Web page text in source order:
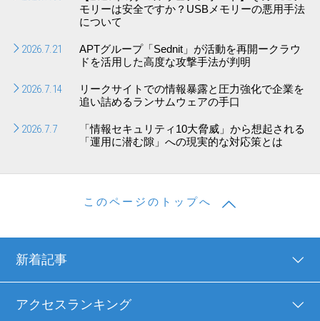
モリーは安全ですか？USBメモリーの悪用手法
について
2026.7.21
APTグループ「Sednit」が活動を再開ークラウ
ドを活用した高度な攻撃手法が判明
2026.7.14
リークサイトでの情報暴露と圧力強化で企業を
追い詰めるランサムウェアの手口
2026.7.7
「情報セキュリティ10大脅威」から想起される
「運用に潜む隙」への現実的な対応策とは
このページのトップへ
新着記事
アクセスランキング